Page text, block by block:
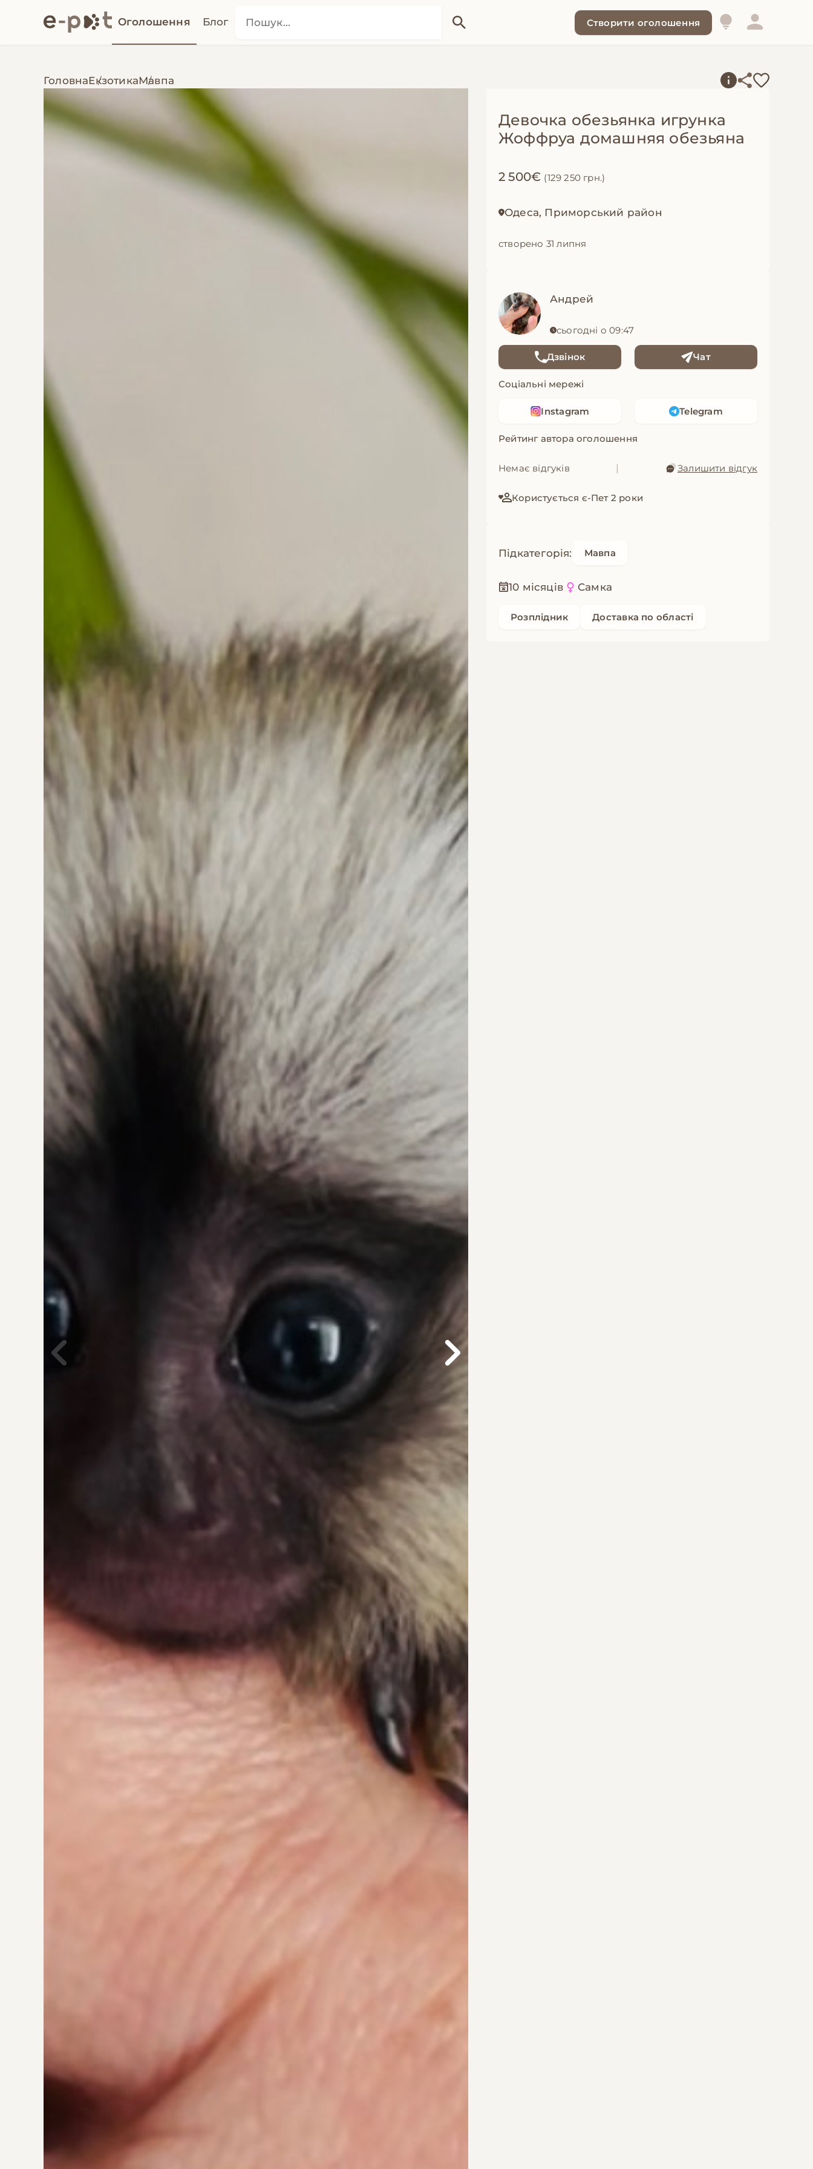
Оголошення Блог Створити оголошення
ГоловнаЕкзотикаМавпа
Девочка обезьянка игрунка
Жоффруа домашняя обезьяна
2 500€ (129 250 грн.)
Одеса, Приморський район
створено 31 липня
Андрей
сьогодні о 09:47
Дзвінок Чат
Соціальні мережі
Instagram Telegram
Рейтинг автора оголошення
Немає відгуків | Залишити відгук
Користується є-Пет 2 роки
Підкатегорія: Мавпа
10 місяців Самка
Розплідник Доставка по області